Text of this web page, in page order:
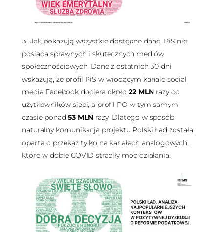
Jak pokazują wszystkie dostępne dane, PiS nie
posiada sprawnych i skutecznych mediów
społecznościowych. Dane z ostatnich 30 dni
wskazują, że profil PiS w wiodącym kanale social
media Facebook dociera około 22 MLNrazy do
użytkowników sieci, a profil PO w tym samym
czasie ponad 53 MLN razy. Dlatego w sposób
naturalny komunikacja projektu Polski Ład została
oparta o przekaz tylko na kanałach analogowych,
które w dobie COVID straciły moc działania.